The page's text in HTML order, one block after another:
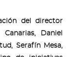
del director
Daniel
Serafín Mesa,